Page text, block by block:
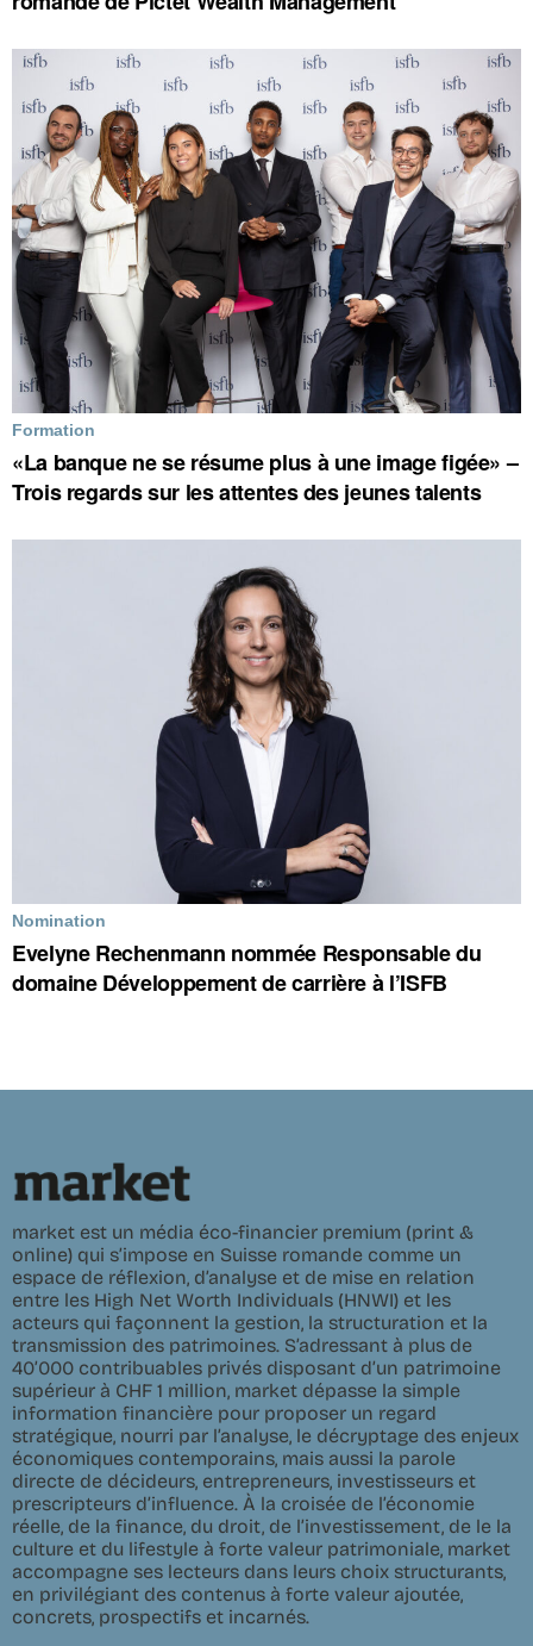
Formation
«La banque ne se résume plus à une image figée» –
Trois regards sur les attentes des jeunes talents
Nomination
Evelyne Rechenmann nommée Responsable du
domaine Développement de carrière à l’ISFB
market est un média éco-financier premium (print &
online) qui s’impose en Suisse romande comme un
espace de réflexion, d’analyse et de mise en relation
entre les High Net Worth Individuals (HNWI) et les
acteurs qui façonnent la gestion, la structuration et la
transmission des patrimoines. S’adressant à plus de
40’000 contribuables privés disposant d’un patrimoine
supérieur à CHF 1 million, market dépasse la simple
information financière pour proposer un regard
stratégique, nourri par l’analyse, le décryptage des enjeux
économiques contemporains, mais aussi la parole
directe de décideurs, entrepreneurs, investisseurs et
prescripteurs d’influence. À la croisée de l’économie
réelle, de la finance, du droit, de l’investissement, de le la
culture et du lifestyle à forte valeur patrimoniale, market
accompagne ses lecteurs dans leurs choix structurants,
en privilégiant des contenus à forte valeur ajoutée,
concrets, prospectifs et incarnés.